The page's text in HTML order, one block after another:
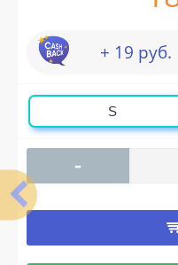
+ 19 руб.
S
-